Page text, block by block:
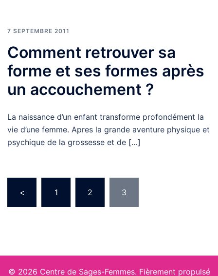
7 SEPTEMBRE 2011
Comment retrouver sa
forme et ses formes après
un accouchement ?
La naissance d’un enfant transforme profondément la
vie d’une femme. Apres la grande aventure physique et
psychique de la grossesse et de […]
des
publications
< 1 2 3
© 2026 Centre de Sages-Femmes. Fièrement propulsé